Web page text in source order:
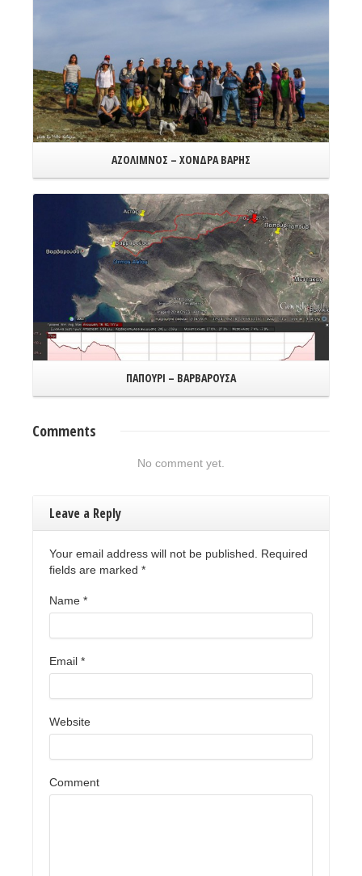
ΑΖΟΛΙΜΝΟΣ – ΧΟΝΔΡΑ ΒΑΡΗΣ
ΠΑΠΟΥΡΙ – ΒΑΡΒΑΡΟΥΣΑ
Comments
No comment yet.
Leave a Reply
Your email address will not be published. Required
fields are marked *
Name *
Email *
Website
Comment